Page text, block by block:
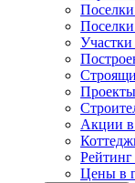
Поселки
Участки
Акции в
Цены в